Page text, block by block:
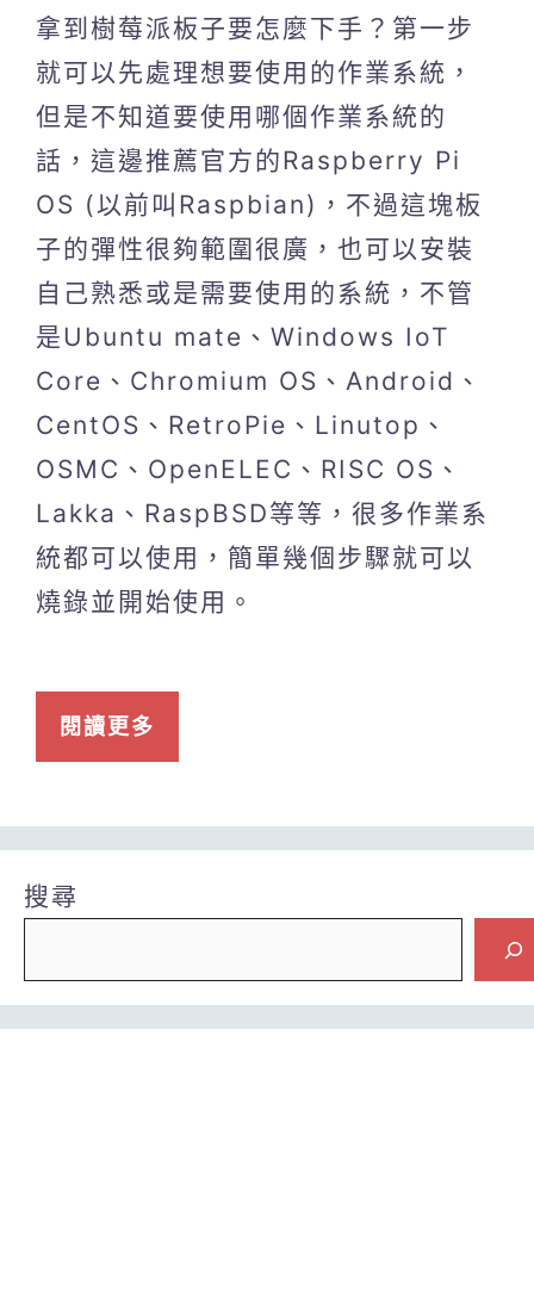
拿到樹莓派板子要怎麼下手？第一步
就可以先處理想要使用的作業系統，
但是不知道要使用哪個作業系統的
話，這邊推薦官方的Raspberry Pi
OS (以前叫Raspbian)，不過這塊板
子的彈性很夠範圍很廣，也可以安裝
自己熟悉或是需要使用的系統，不管
是Ubuntu mate、Windows IoT
Core、Chromium OS、Android、
CentOS、RetroPie、Linutop、
OSMC、OpenELEC、RISC OS、
Lakka、RaspBSD等等，很多作業系
統都可以使用，簡單幾個步驟就可以
燒錄並開始使用。
閱讀更多
搜尋